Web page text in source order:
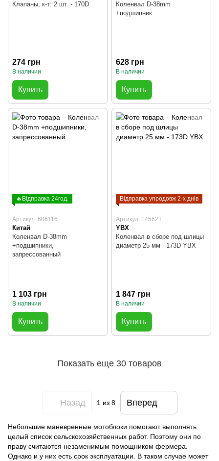
Клапаны, к-т: 2 шт. - 170D
274 грн
В наличии
Купить
Коленвал D-38mm
+подшипник
628 грн
В наличии
Купить
🔥Відправка 24год.
Артикул: 606116
Китай
Коленвал D-38mm
+подшипники,
запрессованный
1 103 грн
В наличии
Купить
Відправка упродовж 2-х днів
Артикул: 14562T
YBX
Коленвал в сборе под шлицы
диаметр 25 мм - 173D YBX
1 847 грн
В наличии
Купить
Показать еще 30 товаров
Назад 1из 8 Вперед
Небольшие маневренные мотоблоки помогают выполнять
целый список сельскохозяйственных работ. Поэтому они по
праву считаются незаменимым помощником фермера.
Однако и у них есть срок эксплуатации. В таком случае может